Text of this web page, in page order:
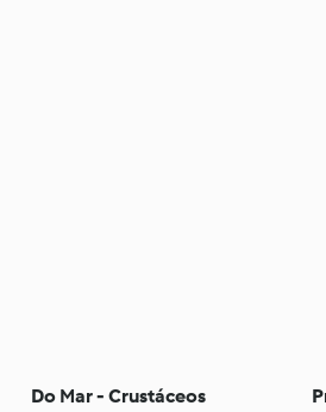
Do Mar - Crustáceos